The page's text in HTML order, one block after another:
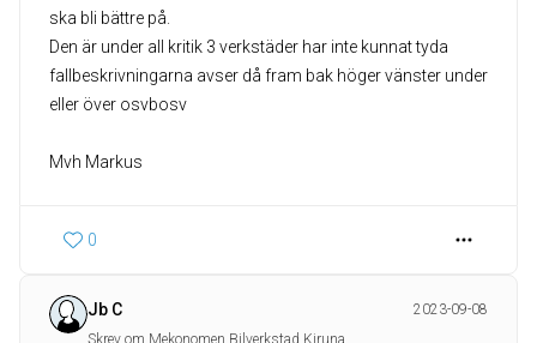
ska bli bättre på.
Den är under all kritik 3 verkstäder har inte kunnat tyda
fallbeskrivningarna avser då fram bak höger vänster under
eller över osvbosv
Mvh Markus
0
Jb C
2023-09-08
Skrev om Mekonomen Bilverkstad Kiruna